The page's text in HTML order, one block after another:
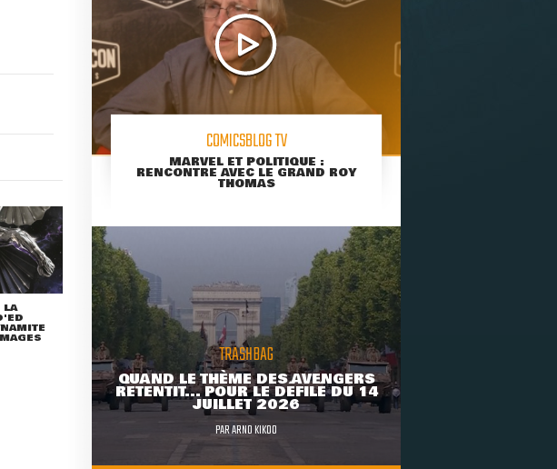
LA
COMICSBLOG TV
MARVEL ET POLITIQUE :
RENCONTRE AVEC LE GRAND ROY
THOMAS
TRASHBAG
QUAND LE THÈME DES AVENGERS
RETENTIT... POUR LE DÉFILÉ DU 14
JUILLET 2026
PARARNO KIKOO